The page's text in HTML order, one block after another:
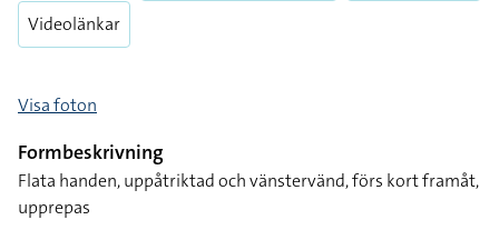
Videolänkar
Visa foton
Formbeskrivning
Flata handen, uppåtriktad och vänstervänd, förs kort framåt,
upprepas